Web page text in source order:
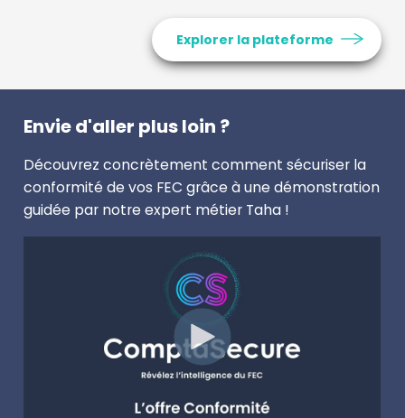
Explorer la plateforme
Envie d'aller plus loin ?
Découvrez concrètement comment sécuriser la
conformité de vos FEC grâce à une démonstration
guidée par notre expert métier Taha !